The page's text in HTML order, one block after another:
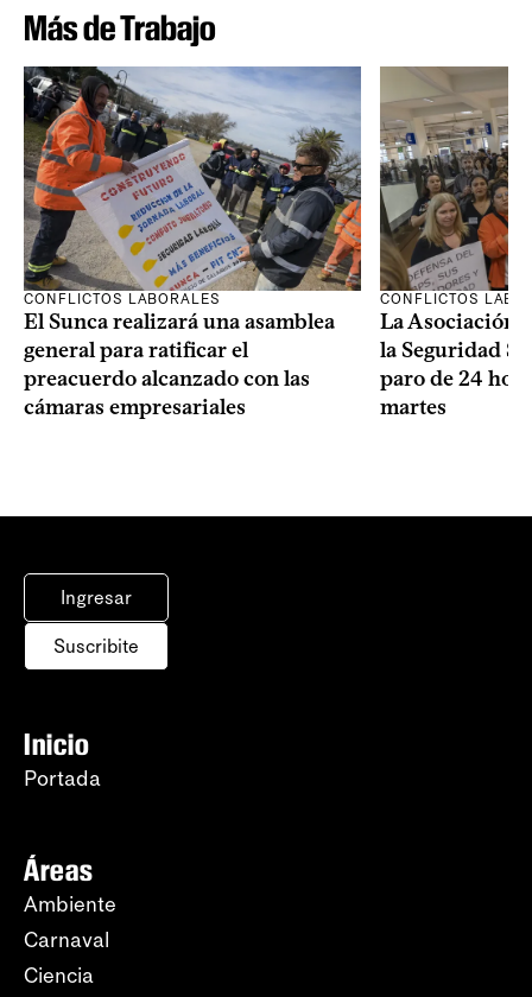
Más de Trabajo
CONFLICTOS LABORALES
El Sunca realizará una asamblea
general para ratificar el
preacuerdo alcanzado con las
cámaras empresariales
CONFLICTOS
La Asociación
la Seguridad
paro de 24
martes
Ingresar
Suscribite
Inicio
Portada
Áreas
Ambiente
Carnaval
Ciencia